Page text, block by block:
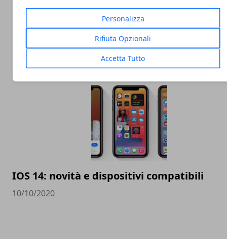
Personalizza
Rifiuta Opzionali
Accetta Tutto
BinaxNOW Covid-19 Ag Card per sapere se
positivo con lo smartphone
11/10/2020
IOS 14: novità e dispositivi compatibili
10/10/2020